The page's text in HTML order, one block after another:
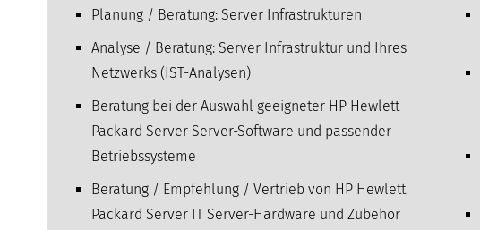
Planung / Beratung: Server Infrastrukturen
Analyse / Beratung: Server Infrastruktur und Ihres
Netzwerks (IST-Analysen)
Beratung bei der Auswahl geeigneter HP Hewlett
Packard Server Server-Software und passender
Betriebssysteme
Beratung / Empfehlung / Vertrieb von HP Hewlett
Packard Server IT Server-Hardware und Zubehör